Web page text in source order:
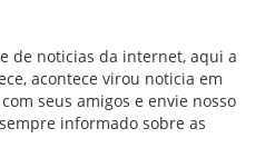
de noticias da internet, aqui a
acontece virou noticia em
seus amigos e envie nosso
informado sobre as